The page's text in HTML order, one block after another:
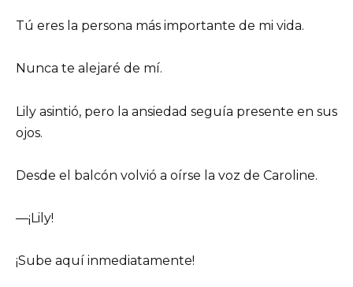
Tú eres la persona más importante de mi vida.
Nunca te alejaré de mí.
Lily asintió, pero la ansiedad seguía presente en sus
ojos.
Desde el balcón volvió a oírse la voz de Caroline.
—¡Lily!
¡Sube aquí inmediatamente!